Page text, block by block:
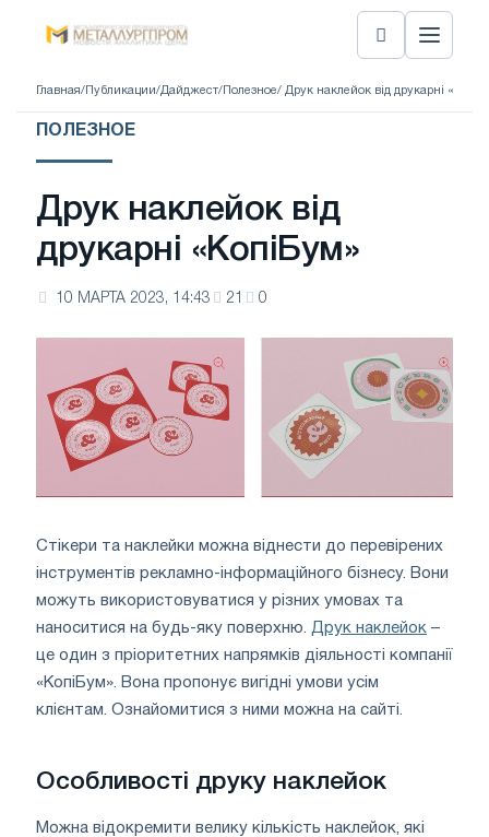
Главная/ Публикации/Дайджест/ Полезное/ Друк наклейок від друкарні
ПОЛЕЗНОЕ
Друк наклейок від
друкарні «КопіБум»
10 МАРТА 2023, 14:43 21 0
Стікери та наклейки можна віднести до перевірених
інструментів рекламно-інформаційного бізнесу. Вони
можуть використовуватися у різних умовах та
наноситися на будь-яку поверхню. Друк наклейок –
це один з пріоритетних напрямків діяльності компанії
«КопіБум». Вона пропонує вигідні умови усім
клієнтам. Ознайомитися з ними можна на сайті.
Особливості друку наклейок
Можна відокремити велику кількість наклейок, які